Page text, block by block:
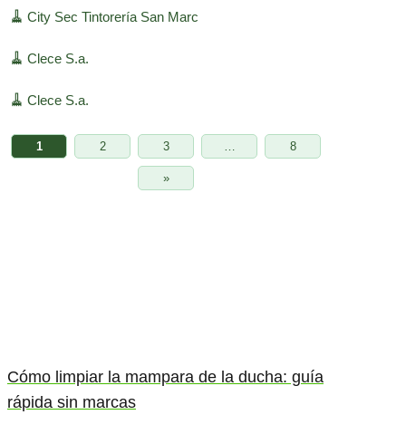
🧹 City Sec Tintorería San Marc
🧹 Clece S.a.
🧹 Clece S.a.
1 2 3 … 8
»
Cómo limpiar la mampara de la ducha: guía
rápida sin marcas